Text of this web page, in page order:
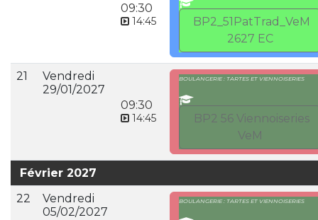
09:30
14:45
BP2_51PatTrad_VeM
2627 EC
21
Vendredi
29/01/2027
09:30
14:45
BOULANGERIE : TARTES ET VIENNOISERIES
BP2 56 Viennoiseries
VeM
Février 2027
22
Vendredi
05/02/2027
BOULANGERIE : TARTES ET VIENNOISERIES